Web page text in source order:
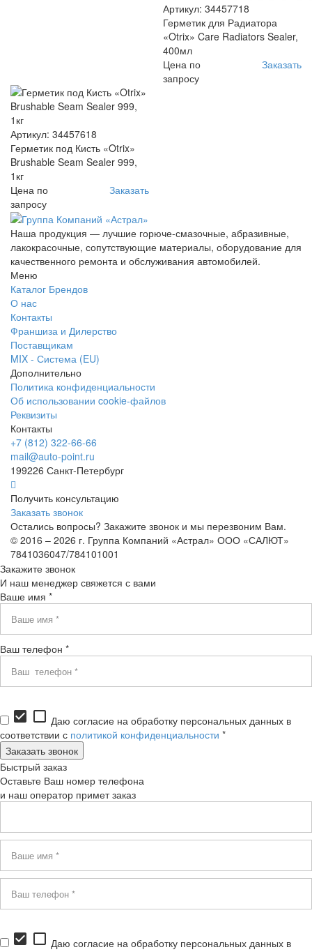
Артикул: 34457718
Герметик для Радиатора
«Otrix» Care Radiators Sealer,
400мл
Цена по
запросу
Заказать
Артикул: 34457618
Герметик под Кисть «Otrix»
Brushable Seam Sealer 999,
1кг
Цена по
запросу
Заказать
Наша продукция — лучшие горюче-смазочные, абразивные,
лакокрасочные, сопутствующие материалы, оборудование для
качественного ремонта и обслуживания автомобилей.
Меню
Каталог Брендов
О нас
Контакты
Франшиза и Дилерство
Поставщикам
MIX - Система (EU)
Дополнительно
Политика конфиденциальности
Об использовании cookie-файлов
Реквизиты
Контакты
+7 (812) 322-66-66
mail@auto-point.ru
199226 Санкт-Петербург
Получить консультацию
Заказать звонок
Остались вопросы? Закажите звонок и мы перезвоним Вам.
© 2016 – 2026 г. Группа Компаний «Астрал» ООО «САЛЮТ»
7841036047/784101001
Закажите звонок
И наш менеджер свяжется с вами
Ваше имя *
Ваш телефон *
check_box check_box_outline_blank Даю согласие на обработку персональных данных в
соответствии с политикой конфиденциальности *
Быстрый заказ
Оставьте Ваш номер телефона
и наш оператор примет заказ
check_box check_box_outline_blank Даю согласие на обработку персональных данных в